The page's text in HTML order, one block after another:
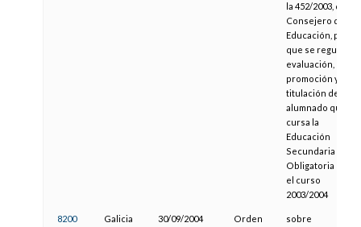
la 452/2003, del
Consejero de
Educación, por la
que se regula la
evaluación,
promoción y
titulación del
alumnado que
cursa la
Educación
Secundaria
Obligatoria para
el curso
2003/2004
8200 Galicia 30/09/2004 Orden
sobre